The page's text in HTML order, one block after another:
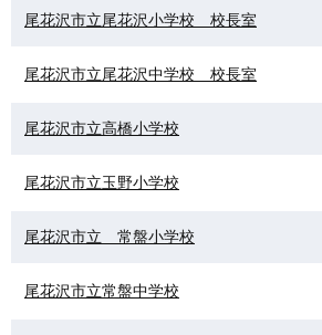
尾花沢市立尾花沢小学校 校長室
尾花沢市立尾花沢中学校 校長室
尾花沢市立高橋小学校
尾花沢市立玉野小学校
尾花沢市立 常盤小学校
尾花沢市立常盤中学校